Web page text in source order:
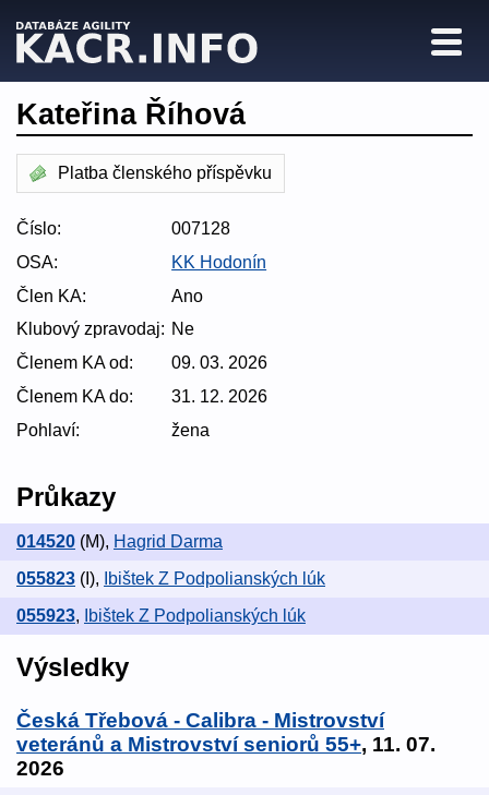
Kateřina Říhová
Platba členského příspěvku
Číslo:
007128
OSA:
KK Hodonín
Člen KA:
Ano
Klubový zpravodaj: Ne
Členem KA od:
09. 03. 2026
Členem KA do:
31. 12. 2026
Pohlaví:
žena
Průkazy
014520 (M), Hagrid Darma
055823 (I),
Ibištek Z Podpolianských lúk
055923, Ibištek Z Podpolianských lúk
Výsledky
Česká Třebová - Calibra - Mistrovství
veteránů a Mistrovství seniorů 55+, 11. 07.
2026